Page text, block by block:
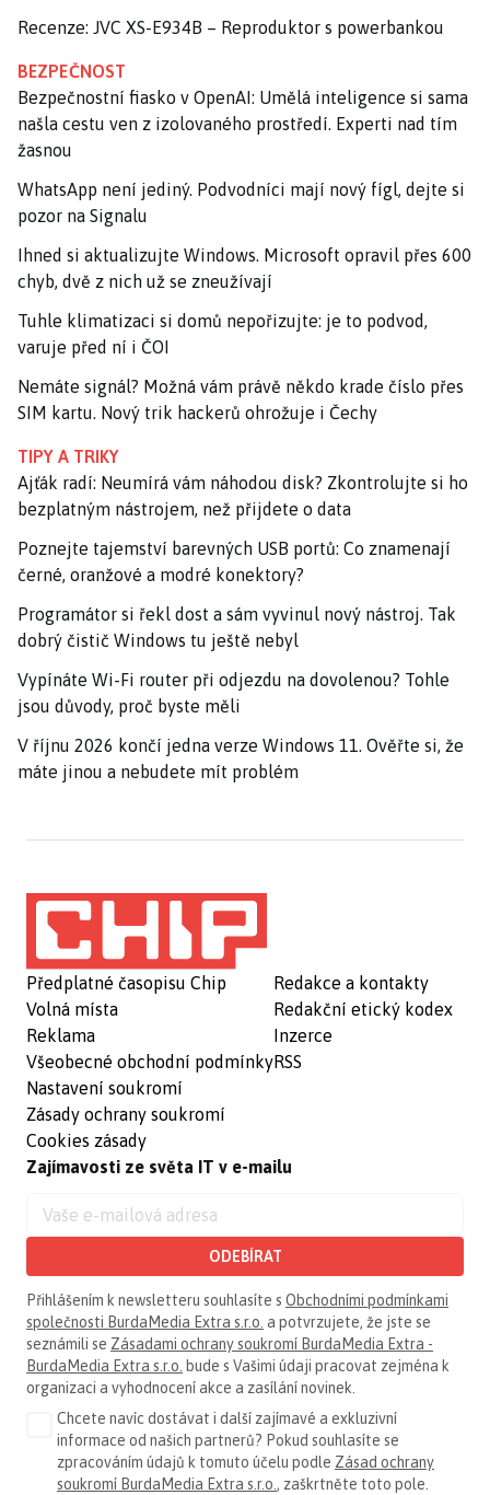
Recenze: JVC XS-E934B – Reproduktor s powerbankou
BEZPEČNOST
Bezpečnostní fiasko v OpenAI: Umělá inteligence si sama
našla cestu ven z izolovaného prostředí. Experti nad tím
žasnou
WhatsApp není jediný. Podvodníci mají nový fígl, dejte si
pozor na Signalu
Ihned si aktualizujte Windows. Microsoft opravil přes 600
chyb, dvě z nich už se zneužívají
Tuhle klimatizaci si domů nepořizujte: je to podvod,
varuje před ní i ČOI
Nemáte signál? Možná vám právě někdo krade číslo přes
SIM kartu. Nový trik hackerů ohrožuje i Čechy
TIPY A TRIKY
Ajťák radí: Neumírá vám náhodou disk? Zkontrolujte si ho
bezplatným nástrojem, než přijdete o data
Poznejte tajemství barevných USB portů: Co znamenají
černé, oranžové a modré konektory?
Programátor si řekl dost a sám vyvinul nový nástroj. Tak
dobrý čistič Windows tu ještě nebyl
Vypínáte Wi-Fi router při odjezdu na dovolenou? Tohle
jsou důvody, proč byste měli
V říjnu 2026 končí jedna verze Windows 11. Ověřte si, že
máte jinou a nebudete mít problém
Předplatné časopisu Chip
Volná místa
Reklama
Všeobecné obchodní podmínky
Nastavení soukromí
Zásady ochrany soukromí
Cookies zásady
Redakce a kontakty
Redakční etický kodex
Inzerce
RSS
Zajímavosti ze světa IT v e-mailu
ODEBÍRAT
Přihlášením k newsletteru souhlasíte s Obchodními podmínkami
společnosti BurdaMedia Extra s.r.o. a potvrzujete, že jste se
seznámili se Zásadami ochrany soukromí BurdaMedia Extra -
BurdaMedia Extra s.r.o. bude s Vašimi údaji pracovat zejména k
organizaci a vyhodnocení akce a zasílání novinek.
Chcete navíc dostávat i další zajímavé a exkluzivní
informace od našich partnerů? Pokud souhlasíte se
zpracováním údajů k tomuto účelu podle Zásad ochrany
soukromí BurdaMedia Extra s.r.o. , zaškrtněte toto pole.